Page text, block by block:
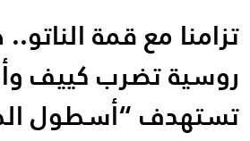
تزامنا مع قمة
روسية تضرب كييف
تستهدف “أسطول